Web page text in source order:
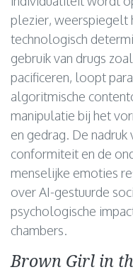
plezier, weerspiegelt
technologisch
gebruik van drugs
pacificeren, loopt
algoritmische
manipulatie bij het
en gedrag. De
conformiteit en de
menselijke emoties
over AI-gestuurde
psychologische
chambers.
Brown Girl in